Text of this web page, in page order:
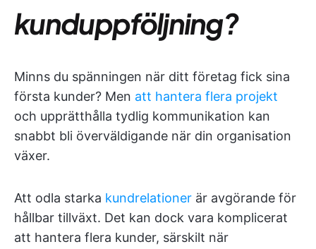
kunduppföljning?
Minns du spänningen när ditt företag fick sina
första kunder? Men att hantera flera projekt
och upprätthålla tydlig kommunikation kan
snabbt bli överväldigande när din organisation
växer.
Att odla starka kundrelationer är avgörande för
hållbar tillväxt. Det kan dock vara komplicerat
att hantera flera kunder, särskilt när